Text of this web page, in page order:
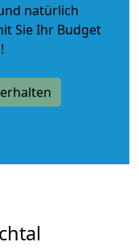
natürlich
Sie Ihr Budget